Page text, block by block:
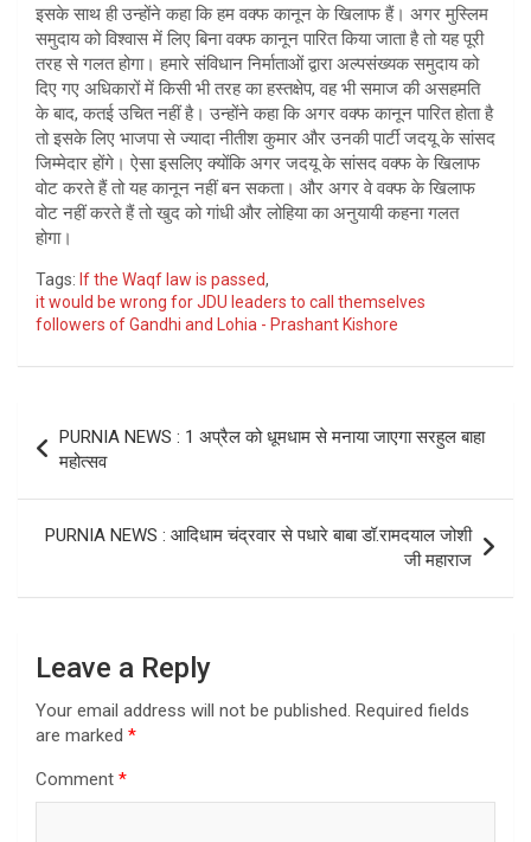
इसके साथ ही उन्होंने कहा कि हम वक्फ कानून के खिलाफ हैं। अगर मुस्लिम
समुदाय को विश्वास में लिए बिना वक्फ कानून पारित किया जाता है तो यह पूरी
तरह से गलत होगा। हमारे संविधान निर्माताओं द्वारा अल्पसंख्यक समुदाय को
दिए गए अधिकारों में किसी भी तरह का हस्तक्षेप, वह भी समाज की असहमति
के बाद, कतई उचित नहीं है। उन्होंने कहा कि अगर वक्फ कानून पारित होता है
तो इसके लिए भाजपा से ज्यादा नीतीश कुमार और उनकी पार्टी जदयू के सांसद
जिम्मेदार होंगे। ऐसा इसलिए क्योंकि अगर जदयू के सांसद वक्फ के खिलाफ
वोट करते हैं तो यह कानून नहीं बन सकता। और अगर वे वक्फ के खिलाफ
वोट नहीं करते हैं तो खुद को गांधी और लोहिया का अनुयायी कहना गलत
होगा।
Tags: If the Waqf law is passed,
it would be wrong for JDU leaders to call themselves
followers of Gandhi and Lohia - Prashant Kishore
navigation
PURNIA NEWS : 1 अप्रैल को धूमधाम से मनाया जाएगा सरहुल बाहा
महोत्सव
PURNIA NEWS : आदिधाम चंद्रवार से पधारे बाबा डॉ.रामदयाल जोशी
जी महाराज
Leave a Reply
Your email address will not be published. Required fields
are marked *
Comment *